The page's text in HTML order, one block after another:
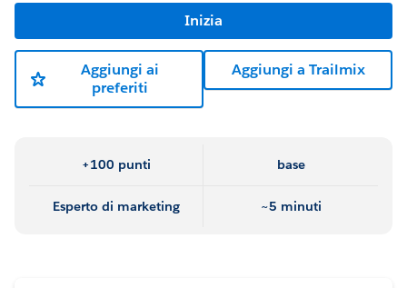
Inizia
Aggiungi ai
preferiti
Aggiungi a Trailmix
+100 punti base
Esperto di marketing ~5 minuti